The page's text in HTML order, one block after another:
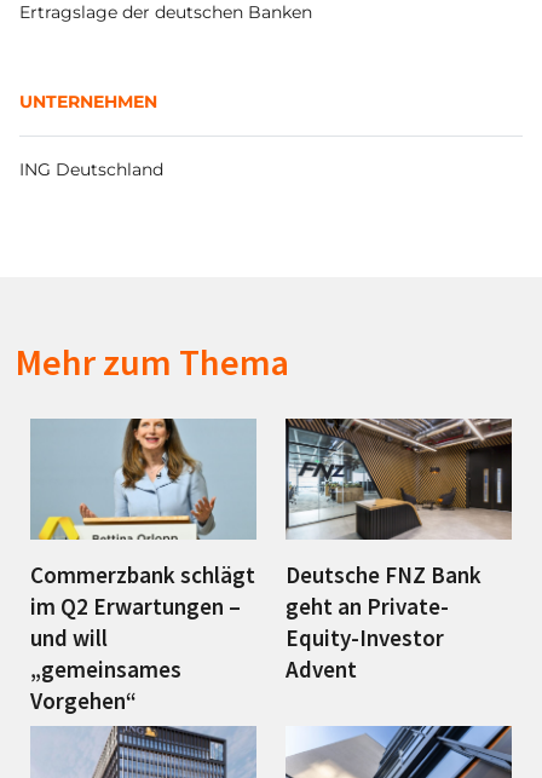
Ertragslage der deutschen Banken
UNTERNEHMEN
ING Deutschland
Mehr zum Thema
Commerzbank schlägt
im Q2 Erwartungen –
und will
„gemeinsames
Vorgehen“
Deutsche FNZ Bank
geht an Private-
Equity-Investor
Advent